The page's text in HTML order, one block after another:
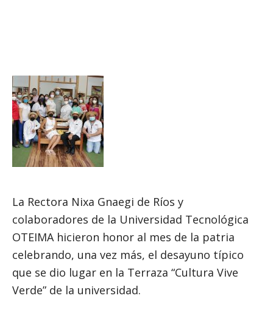
La Rectora Nixa Gnaegi de Ríos y
colaboradores de la Universidad Tecnológica
OTEIMA hicieron honor al mes de la patria
celebrando, una vez más, el desayuno típico
que se dio lugar en la Terraza “Cultura Vive
Verde” de la universidad.